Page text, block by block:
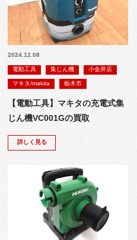
2024.12.08
電動工具 集じん機 小金井店
マキタ/makita 栃木市
【電動工具】マキタの充電式集
じん機VC001Gの買取
詳しく見る